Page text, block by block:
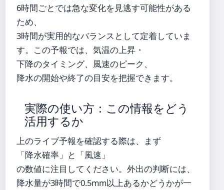
6時間ごとでは急な変化を見逃す可能性がある
ため、
3時間が実用的なバランスとして定着していま
す。この予報では、気温の上昇・
下降のタイミング、風速のピーク、
降水の開始や終了の目安を把握できます。
実際の使い方：この情報をどう
活用するか
上のライブ予報を確認する際は、まず
「降水確率」と「風速」
の数値に注目してください。外出の判断には、
降水量が3時間で0.5mm以上あるかどうかが一